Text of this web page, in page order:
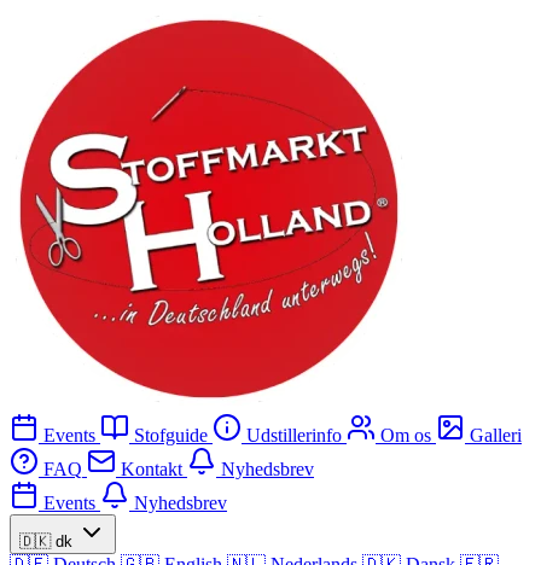
Events Stofguide Udstillerinfo Om os
Galleri
FAQ
Kontakt
Nyhedsbrev
Events
Nyhedsbrev
🇩🇰 dk